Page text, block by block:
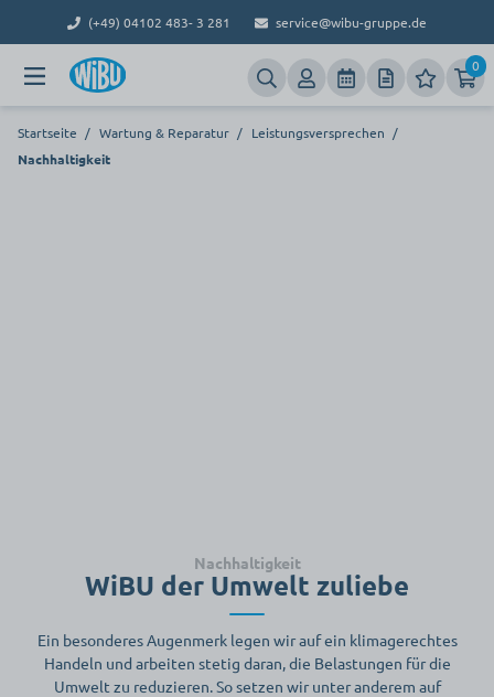
(+49) 04102 483- 3 281 service@wibu-gruppe.de
0
Startseite / Wartung & Reparatur / Leistungsversprechen /
Nachhaltigkeit
Nachhaltigkeit
WiBU der Umwelt zuliebe
Ein besonderes Augenmerk legen wir auf ein klimagerechtes
Handeln und arbeiten stetig daran, die Belastungen für die
Umwelt zu reduzieren. So setzen wir unter anderem auf